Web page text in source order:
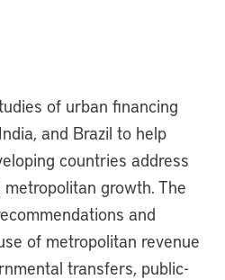
of urban financing
and Brazil to help
countries address
growth. The
and
of metropolitan revenue
transfers, public-